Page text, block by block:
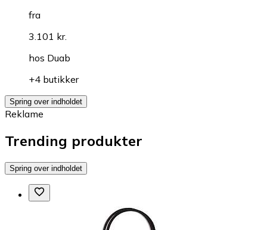
fra
3.101 kr.
hos Duab
+4 butikker
Spring over indholdet
Reklame
Trending produkter
Spring over indholdet